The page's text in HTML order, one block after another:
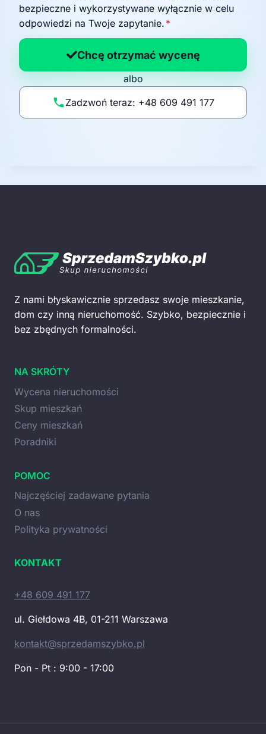
d
a
n
p
li
t
bezpieczne i wykorzystywane wyłącznie w celu
odpowiedzi na Twoje zapytanie. *
Chcę otrzymać wycenę
albo
Zadzwoń teraz: +48 609 491 177
Z nami błyskawicznie sprzedasz swoje mieszkanie,
dom czy inną nieruchomość. Szybko, bezpiecznie i
bez zbędnych formalności.
NA SKRÓTY
Wycena nieruchomości
Skup mieszkań
Ceny mieszkań
Poradniki
POMOC
Najczęściej zadawane pytania
O nas
Polityka prywatności
KONTAKT
+48 609 491 177
ul. Giełdowa 4B, 01-211 Warszawa
kontakt@sprzedamszybko.pl
Pon - Pt : 9:00 - 17:00